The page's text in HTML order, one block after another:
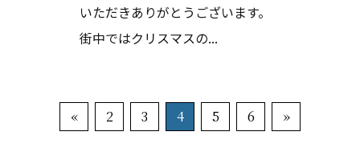
いただきありがとうございます。
街中ではクリスマスの...
« 2 3 4 5 6 »